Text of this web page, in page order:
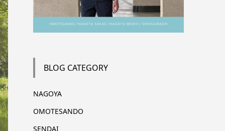
BLOG CATEGORY
NAGOYA
OMOTESANDO
SENDAI